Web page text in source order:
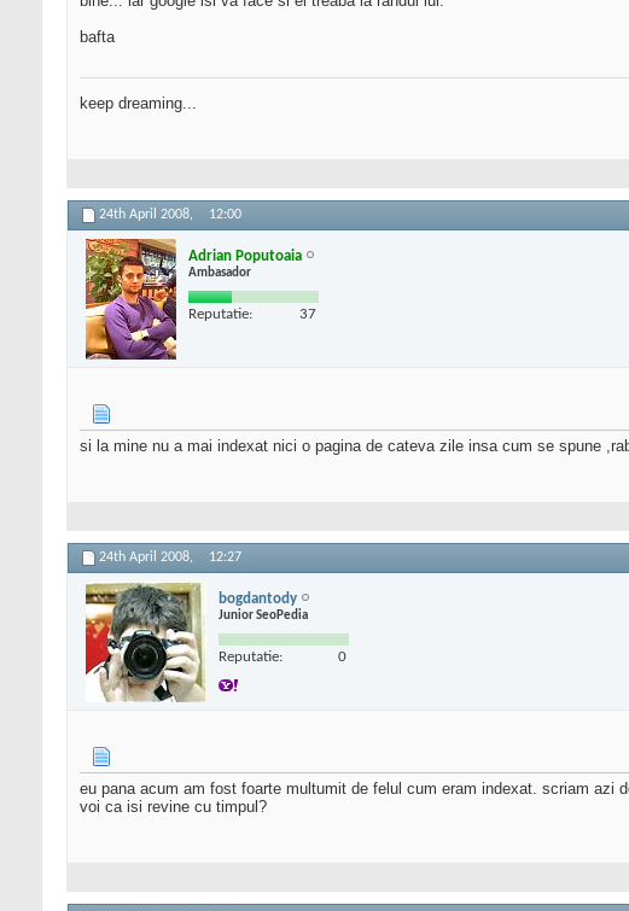
bafta
keep dreaming...
24th April 2008, 12:00
Adrian Poputoaia
Ambasador
Reputatie: 37
si la mine nu a mai indexat nici o pagina de cateva zile insa cum se spune
24th April 2008, 12:27
bogdantody
Junior SeoPedia
Reputatie: 0
eu pana acum am fost foarte multumit de felul cum eram indexat. scriam azi
voi ca isi revine cu timpul?